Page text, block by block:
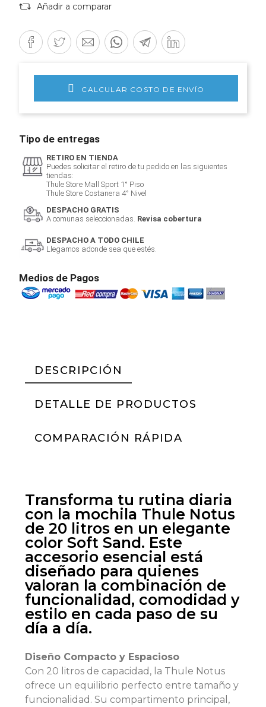
Añadir a comparar
CALCULAR COSTO DE ENVÍO
Tipo de entregas
RETIRO EN TIENDA
Puedes solicitar el retiro de tu pedido en las siguientes
tiendas:
Thule Store Mall Sport 1° Piso
Thule Store Costanera 4° Nivel
DESPACHO GRATIS
A comunas seleccionadas. Revisa cobertura
DESPACHO A TODO CHILE
Llegamos adonde sea que estés.
Medios de Pagos
DESCRIPCIÓN
DETALLE DE PRODUCTOS
COMPARACIÓN RÁPIDA
Transforma tu rutina diaria
con la mochila Thule Notus
de 20 litros en un elegante
color Soft Sand. Este
accesorio esencial está
diseñado para quienes
valoran la combinación de
funcionalidad, comodidad y
estilo en cada paso de su
día a día.
Diseño Compacto y Espacioso
Con 20 litros de capacidad, la Thule Notus
ofrece un equilibrio perfecto entre tamaño y
funcionalidad. Su compartimento principal,